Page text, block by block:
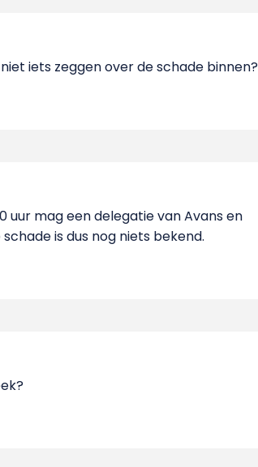
iets zeggen over de schade binnen?
uur mag een delegatie van Avans en
is dus nog niets bekend.